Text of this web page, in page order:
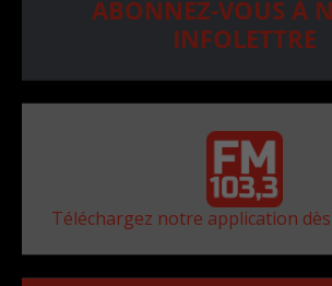
ABONNEZ-VOUS À
INFOLETTRE
Téléchargez notre application